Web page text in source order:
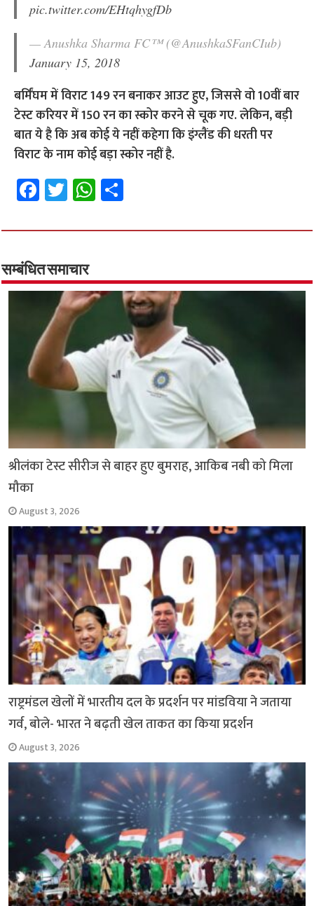
pic.twitter.com/EHtqhygfDb
— Anushka Sharma FC™ (@AnushkaSFanCIub)
January 15, 2018
बर्मिंघम में विराट 149 रन बनाकर आउट हुए, जिससे वो 10वीं बार
टेस्ट करियर में 150 रन का स्कोर करने से चूक गए. लेकिन, बड़ी
बात ये है कि अब कोई ये नहीं कहेगा कि इंग्लैंड की धरती पर
विराट के नाम कोई बड़ा स्कोर नहीं है.
Fa
ce
b
o
o
k
T
wi
tt
er
W
h
at
p
p
ar
सम्बंधित समाचार
श्रीलंका टेस्ट सीरीज से बाहर हुए बुमराह, आकिब नबी को मिला
मौका
August 3, 2026
राष्ट्रमंडल खेलों में भारतीय दल के प्रदर्शन पर मांडविया ने जताया
गर्व, बोले- भारत ने बढ़ती खेल ताकत का किया प्रदर्शन
August 3, 2026